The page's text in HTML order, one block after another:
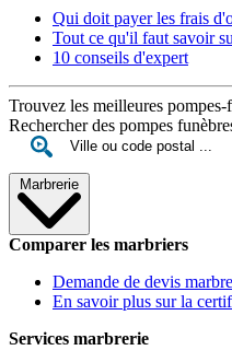
Qui doit payer les frais
Tout ce qu'il faut savoir
10 conseils d'expert
Trouvez les meilleures
Rechercher des pompes
Marbrerie
Comparer les marbriers
Demande de devis
En savoir plus sur la
Services marbrerie